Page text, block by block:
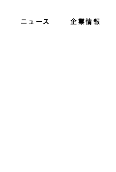
ニュース 企業情報